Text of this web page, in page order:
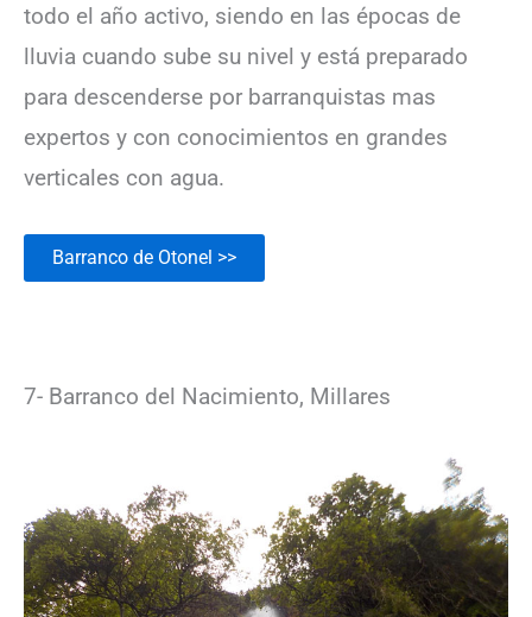
todo el año activo, siendo en las épocas de
lluvia cuando sube su nivel y está preparado
para descenderse por barranquistas mas
expertos y con conocimientos en grandes
verticales con agua.
Barranco de Otonel >>
7- Barranco del Nacimiento, Millares